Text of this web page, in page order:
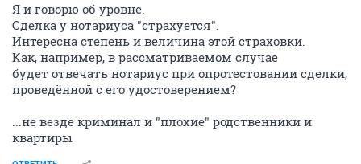
Я и говорю об уровне.
Сделка у нотариуса "страхуется".
Интересна степень и величина этой страховки.
Как, например, в рассматриваемом случае
будет отвечать нотариус при опротестовании сделки,
проведённой с его удостоверением?
...не везде криминал и "плохие" родственники и
квартиры